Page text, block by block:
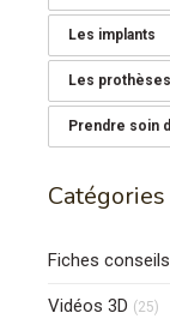
Les implants
Les prothèses
Prendre soin
Catégories
Fiches conseils
Vidéos 3D (25)